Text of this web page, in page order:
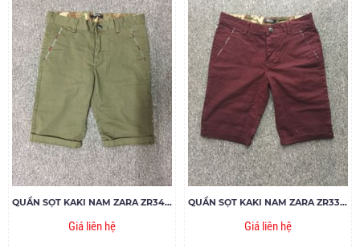
QUẦN SỌT KAKI NAM ZARA ZR34.85
Giá liên hệ
QUẦN SỌT KAKI NAM ZARA ZR33.85
Giá liên hệ